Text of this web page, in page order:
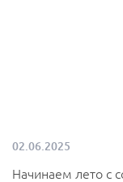
02.06.2025
Начинаем лето с